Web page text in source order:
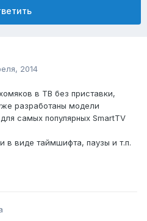
2014
в ТВ без приставки,
разработаны модели
самых популярных SmartTV
в виде таймшифта, паузы и т.п.